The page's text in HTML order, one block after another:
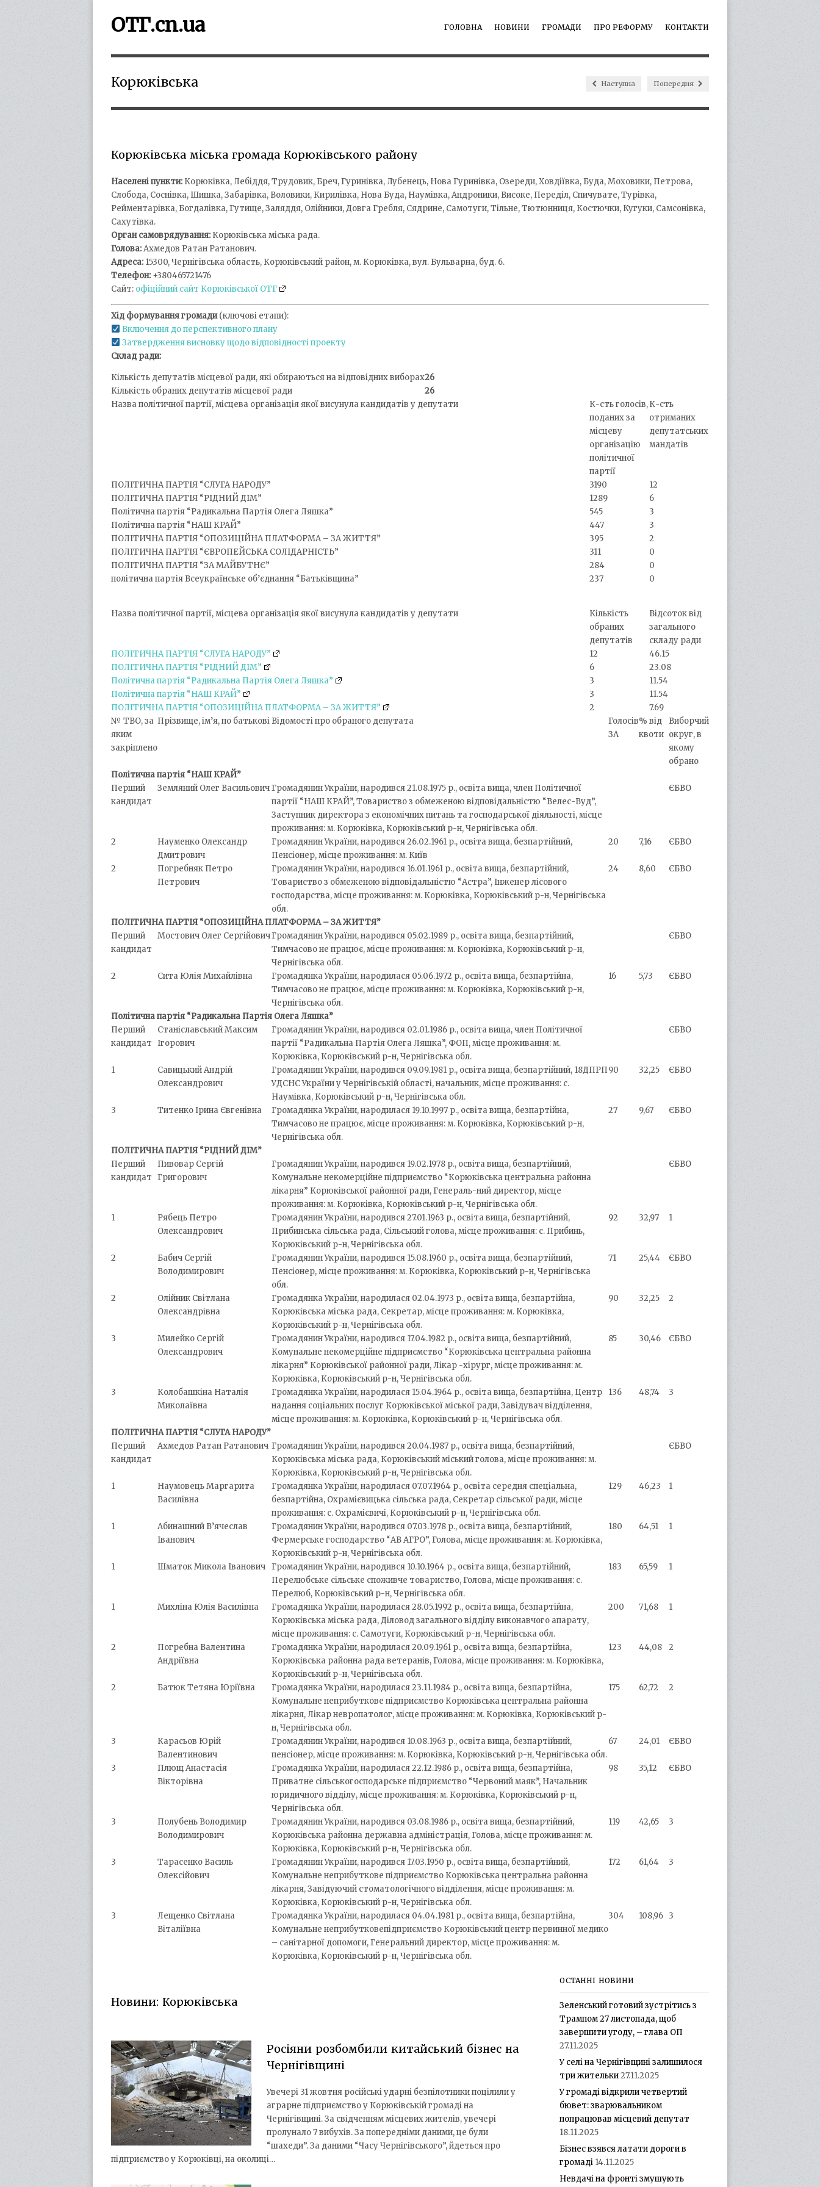
ГОЛОВНА НОВИНИ ГРОМАДИ ПРО РЕФОРМУ КОНТАКТИ
ОТГ.cn.ua
Корюківська Наступна Попередня
Корюківська міська громада Корюківського району
Населені пункти: Корюківка, Лебіддя, Трудовик, Бреч, Гуринівка, Лубенець, Нова Гуринівка, Озереди, Ховдіївка, Буда, Моховики, Петрова,
Слобода, Соснівка, Шишка, Забарівка, Воловики, Кирилівка, Нова Буда, Наумівка, Андроники, Високе, Переділ, Спичувате, Турівка,
Рейментарівка, Богдалівка, Гутище, Заляддя, Олійники, Довга Гребля, Сядрине, Самотуги, Тільне, Тютюнниця, Костючки, Кугуки, Самсонівка,
Сахутівка.
Орган самоврядування: Корюківська міська рада.
Голова:Ахмедов Ратан Ратанович.
Адреса: 15300, Чернігівська область, Корюківський район, м. Корюківка, вул. Бульварна, буд. 6.
Телефон: +380465721476
Сайт: офіційний сайт Корюківської ОТГ
Хід формування громади(ключові етапи):
Включення до перспективного плану
Затвердження висновку щодо відповідності проекту
Склад ради:
Кількість депутатів місцевої ради, які обираються на відповідних виборах26
Кількість обраних депутатів місцевої ради
26
Назва політичної партії, місцева організація якої висунула кандидатів у депутати
К-сть голосів,
поданих за
місцеву
організацію
політичної
партії
К-сть
отриманих
депутатських
мандатів
ПОЛІТИЧНА ПАРТІЯ “СЛУГА НАРОДУ” 3190
12
ПОЛІТИЧНА ПАРТІЯ “РІДНИЙ ДІМ”
1289
6
Політична партія “Радикальна Партія Олега Ляшка”
545
3
Політична партія “НАШ КРАЙ”
447
3
ПОЛІТИЧНА ПАРТІЯ “ОПОЗИЦІЙНА ПЛАТФОРМА – ЗА ЖИТТЯ”
395
2
ПОЛІТИЧНА ПАРТІЯ “ЄВРОПЕЙСЬКА СОЛІДАРНІСТЬ”
311
0
ПОЛІТИЧНА ПАРТІЯ “ЗА МАЙБУТНЄ”
284
0
політична партія Всеукраїнське об’єднання “Батьківщина”
237 0
Назва політичної партії, місцева організація якої висунула кандидатів у депутати
Кількість
обраних
депутатів
Відсоток від
загального
складу ради
ПОЛІТИЧНА ПАРТІЯ “СЛУГА НАРОДУ”
12
46.15
ПОЛІТИЧНА ПАРТІЯ “РІДНИЙ ДІМ”
6
23.08
Політична партія “Радикальна Партія Олега Ляшка”
3
11.54
Політична партія “НАШ КРАЙ”
3
11.54
ПОЛІТИЧНА ПАРТІЯ “ОПОЗИЦІЙНА ПЛАТФОРМА – ЗА ЖИТТЯ”
2
7.69
№ ТВО, за
яким
закріплено
Прізвище, ім’я, по батькові Відомості про обраного депутата
Голосів
ЗА
% від
квоти
Виборчий
округ, в
якому
обрано
Політична партія “НАШ КРАЙ”
Перший
кандидат
Земляний Олег ВасильовичГромадянин України, народився 21.08.1975 р., освіта вища, член Політичної
партії “НАШ КРАЙ”, Товариство з обмеженою відповідальністю “Велес-Вуд”,
Заступник директора з економічних питань та господарської діяльності, місце
проживання: м. Корюківка, Корюківський р-н, Чернігівська обл.
ЄБВО
2
Науменко Олександр
Дмитрович
Громадянин України, народився 26.02.1961 р., освіта вища, безпартійний,
Пенсіонер, місце проживання: м. Київ
20 7,16 ЄБВО
2
Погребняк Петро
Петрович
Громадянин України, народився 16.01.1961 р., освіта вища, безпартійний,
Товариство з обмеженою відповідальністю “Астра”, Інженер лісового
господарства, місце проживання: м. Корюківка, Корюківський р-н, Чернігівська
обл.
24 8,60 ЄБВО
ПОЛІТИЧНА ПАРТІЯ “ОПОЗИЦІЙНА ПЛАТФОРМА – ЗА ЖИТТЯ”
Перший
кандидат
Мостович Олег СергійовичГромадянин України, народився 05.02.1989 р., освіта вища, безпартійний,
Тимчасово не працює, місце проживання: м. Корюківка, Корюківський р-н,
Чернігівська обл.
ЄБВО
2 Сита Юлія Михайлівна
Громадянка України, народилася 05.06.1972 р., освіта вища, безпартійна,
Тимчасово не працює, місце проживання: м. Корюківка, Корюківський р-н,
Чернігівська обл.
16 5,73 ЄБВО
Політична партія “Радикальна Партія Олега Ляшка”
Перший
кандидат
Станіславський Максим
Ігорович
Громадянин України, народився 02.01.1986 р., освіта вища, член Політичної
партії “Радикальна Партія Олега Ляшка”, ФОП, місце проживання: м.
Корюківка, Корюківський р-н, Чернігівська обл.
ЄБВО
1
Савицький Андрій
Олександрович
Громадянин України, народився 09.09.1981 р., освіта вища, безпартійний, 18ДПРП
УДСНС України у Чернігівській області, начальник, місце проживання: с.
Наумівка, Корюківський р-н, Чернігівська обл.
90 32,25 ЄБВО
3 Титенко Ірина Євгенівна
Громадянка України, народилася 19.10.1997 р., освіта вища, безпартійна,
Тимчасово не працює, місце проживання: м. Корюківка, Корюківський р-н,
Чернігівська обл.
27 9,67 ЄБВО
ПОЛІТИЧНА ПАРТІЯ “РІДНИЙ ДІМ”
Перший
кандидат
Пивовар Сергій
Григорович
Громадянин України, народився 19.02.1978 р., освіта вища, безпартійний,
Комунальне некомерційне підприємство “Корюківська центральна районна
лікарня” Корюківської районної ради, Генераль-ний директор, місце
проживання: м. Корюківка, Корюківський р-н, Чернігівська обл.
ЄБВО
1
Рябець Петро
Олександрович
Громадянин України, народився 27.01.1963 р., освіта вища, безпартійний,
Прибинська сільська рада, Сільський голова, місце проживання: с. Прибинь,
Корюківський р-н, Чернігівська обл.
92 32,97 1
2
Бабич Сергій
Володимирович
Громадянин України, народився 15.08.1960 р., освіта вища, безпартійний,
Пенсіонер, місце проживання: м. Корюківка, Корюківський р-н, Чернігівська
обл.
71 25,44 ЄБВО
2
Олійник Світлана
Олександрівна
Громадянка України, народилася 02.04.1973 р., освіта вища, безпартійна,
Корюківська міська рада, Секретар, місце проживання: м. Корюківка,
Корюківський р-н, Чернігівська обл.
90 32,25 2
3
Милейко Сергій
Олександрович
Громадянин України, народився 17.04.1982 р., освіта вища, безпартійний,
Комунальне некомерційне підприємство “Корюківська центральна районна
лікарня” Корюківської районної ради, Лікар -хірург, місце проживання: м.
Корюківка, Корюківський р-н, Чернігівська обл.
85 30,46 ЄБВО
3
Колобашкіна Наталія
Миколаївна
Громадянка України, народилася 15.04.1964 р., освіта вища, безпартійна, Центр
надання соціальних послуг Корюківської міської ради, Завідувач відділення,
місце проживання: м. Корюківка, Корюківський р-н, Чернігівська обл.
136 48,74 3
ПОЛІТИЧНА ПАРТІЯ “СЛУГА НАРОДУ”
Перший
кандидат
Ахмедов Ратан Ратанович Громадянин України, народився 20.04.1987 р., освіта вища, безпартійний,
Корюківська міська рада, Корюківський міський голова, місце проживання: м.
Корюківка, Корюківський р-н, Чернігівська обл.
ЄБВО
1
Наумовець Маргарита
Василівна
Громадянка України, народилася 07.07.1964 р., освіта середня спеціальна,
безпартійна, Охрамієвицька сільська рада, Секретар сільської ради, місце
проживання: с. Охрамієвичі, Корюківський р-н, Чернігівська обл.
129 46,23 1
1
Абинашний В’ячеслав
Іванович
Громадянин України, народився 07.03.1978 р., освіта вища, безпартійний,
Фермерське господарство “АВ АГРО”, Голова, місце проживання: м. Корюківка,
Корюківський р-н, Чернігівська обл.
180 64,51 1
1 Шматок Микола Іванович Громадянин України, народився 10.10.1964 р., освіта вища, безпартійний,
Перелюбське сільське споживче товариство, Голова, місце проживання: с.
Перелюб, Корюківський р-н, Чернігівська обл.
183 65,59 1
1 Михліна Юлія Василівна
Громадянка України, народилася 28.05.1992 р., освіта вища, безпартійна,
Корюківська міська рада, Діловод загального відділу виконавчого апарату,
місце проживання: с. Самотуги, Корюківський р-н, Чернігівська обл.
200 71,68 1
2
Погребна Валентина
Андріївна
Громадянка України, народилася 20.09.1961 р., освіта вища, безпартійна,
Корюківська районна рада ветеранів, Голова, місце проживання: м. Корюківка,
Корюківський р-н, Чернігівська обл.
123 44,08 2
2 Батюк Тетяна Юріївна
Громадянка України, народилася 23.11.1984 р., освіта вища, безпартійна,
Комунальне неприбуткове підприємство Корюківська центральна районна
лікарня, Лікар невропатолог, місце проживання: м. Корюківка, Корюківський р-
н, Чернігівська обл.
175 62,72 2
3
Карасьов Юрій
Валентинович
Громадянин України, народився 10.08.1963 р., освіта вища, безпартійний,
пенсіонер, місце проживання: м. Корюківка, Корюківський р-н, Чернігівська обл.
67 24,01 ЄБВО
3
Плющ Анастасія
Вікторівна
Громадянка України, народилася 22.12.1986 р., освіта вища, безпартійна,
Приватне сільськогосподарське підприємство “Червоний маяк”, Начальник
юридичного відділу, місце проживання: м. Корюківка, Корюківський р-н,
Чернігівська обл.
98 35,12 ЄБВО
3
Полубень Володимир
Володимирович
Громадянин України, народився 03.08.1986 р., освіта вища, безпартійний,
Корюківська районна державна адміністрація, Голова, місце проживання: м.
Корюківка, Корюківський р-н, Чернігівська обл.
119 42,65 3
3
Тарасенко Василь
Олексійович
Громадянин України, народився 17.03.1950 р., освіта вища, безпартійний,
Комунальне неприбуткове підприємство Корюківська центральна районна
лікарня, Завідуючий стоматологічного відділення, місце проживання: м.
Корюківка, Корюківський р-н, Чернігівська обл.
172 61,64 3
3
Лещенко Світлана
Віталіївна
Громадянка України, народилася 04.04.1981 р., освіта вища, безпартійна,
Комунальне неприбутковепідприємство Корюківський центр первинної медико
– санітарної допомоги, Генеральний директор, місце проживання: м.
Корюківка, Корюківський р-н, Чернігівська обл.
304 108,96 3
ОСТАННІ НОВИНИ
Зеленський готовий зустрітись з
Трампом 27 листопада, щоб
завершити угоду, – глава ОП
27.11.2025
У селі на Чернігівщині залишилося
три жительки27.11.2025
У громаді відкрили четвертий
бювет: зварювальником
попрацював місцевий депутат
18.11.2025
Бізнес взявся латати дороги в
громаді 14.11.2025
Невдачі на фронті змушують
Новини: Корюківська
Росіяни розбомбили китайський бізнес на
Чернігівщині
Увечері 31 жовтня російські ударні безпілотники поцілили у
аграрне підприємство у Корюківській громаді на
Чернігівщині. За свідченням місцевих жителів, увечері
пролунало 7 вибухів. За попередніми даними, це були
“шахеди”. За даними “Часу Чернігівського”, йдеться про
підприємство у Корюківці, на околиці…